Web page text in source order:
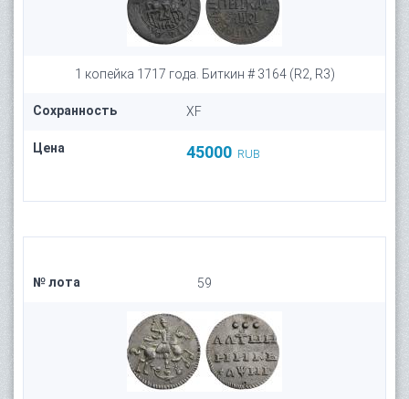
1 копейка 1717 года. Биткин # 3164 (R2, R3)
Сохранность XF
Цена 45000 RUB
№ лота 59